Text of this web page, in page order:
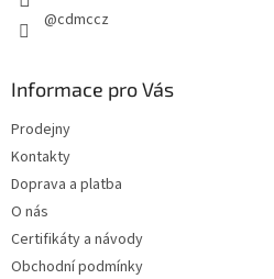
@cdmccz
Informace pro Vás
Prodejny
Kontakty
Doprava a platba
O nás
Certifikáty a návody
Obchodní podmínky